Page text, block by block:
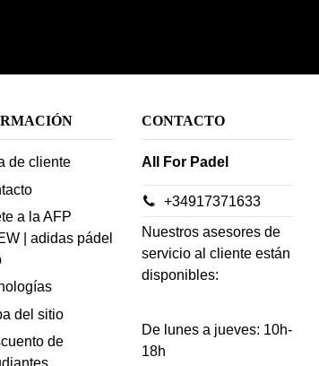
de cliente
a la AFP
| adidas pádel
del sitio
de
CONTACTO
All For Padel
+34917371633
Nuestros asesores de
servicio al cliente están
disponibles:
De lunes a jueves: 10h-
18h